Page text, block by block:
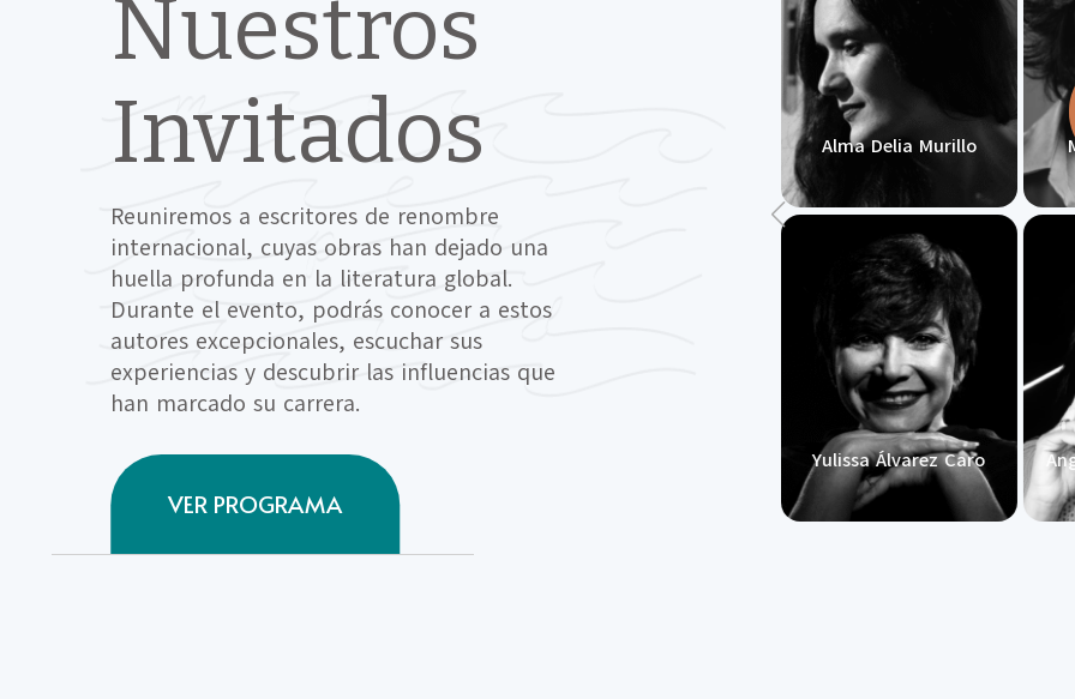
Nuestros
Invitados
Reuniremos a escritores de renombre
internacional, cuyas obras han dejado una
huella profunda en la literatura global.
Durante el evento, podrás conocer a estos
autores excepcionales, escuchar sus
experiencias y descubrir las influencias que
han marcado su carrera.
VER PROGRAMA
Alma Delia Murillo
Yulissa Álvarez Caro